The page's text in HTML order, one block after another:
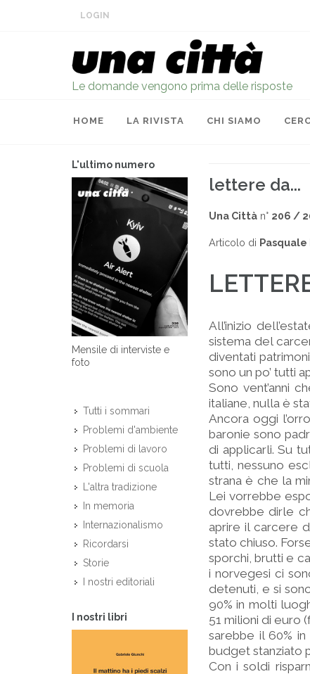
LOGIN
Le domande vengono prima delle risposte
HOME LA RIVISTA CHI SIAMO
L'ultimo numero
Mensile di interviste e
foto
Tutti i sommari
Problemi d'ambiente
Problemi di lavoro
Problemi di scuola
L'altra tradizione
In memoria
Internazionalismo
Ricordarsi
Storie
I nostri editoriali
I nostri libri
lettere da...
Una Città n° 206 /
Articolo di Pasquale
All’inizio
sistema del
diventati
sono un po’ tutti
Sono vent’anni
italiane, nulla è
Ancora oggi
baronie sono
di applicarli. Su
tutti, nessuno
strana è che la
Lei vorrebbe
dovrebbe dirle
aprire il carcere
stato chiuso.
sporchi, brutti e
i norvegesi ci
detenuti, e si
90% in molti
51 milioni di euro
sarebbe il 60%
budget stanziato
Con i soldi